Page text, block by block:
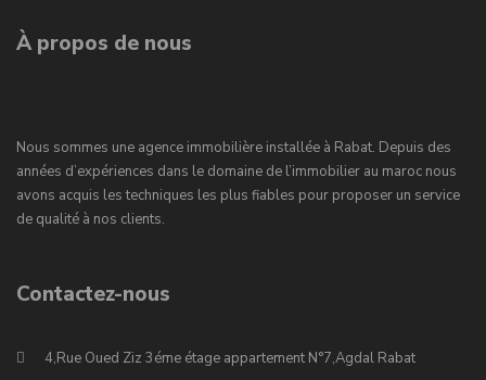
À propos de nous
Nous sommes une agence immobilière installée à Rabat. Depuis des
années d’expériences dans le domaine de l’immobilier au maroc nous
avons acquis les techniques les plus fiables pour proposer un service
de qualité à nos clients.
Contactez-nous
4,Rue Oued Ziz 3éme étage appartement N°7,Agdal Rabat